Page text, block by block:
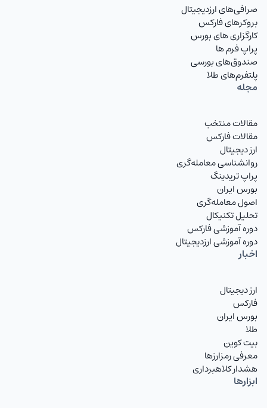
صرافی‌های ارزدیجیتال
بروکرهای فارکس
کارگزاری های بورس
پراپ فرم ها
صندوق‌های بورسی
پلتفرم‌های طلا
مجله
مقالات منتخب
مقالات فارکس
ارز دیجیتال
روانشناسی معامله‌گری
پراپ تریدینگ
بورس ایران
اصول معامله‌گری
تحلیل تکنیکال
دوره آموزشی فارکس
دوره آموزشی ارزدیجیتال
اخبار
ارز دیجیتال
فارکس
بورس ایران
طلا
بیت کوین
معرفی رمزارزها
هشدار کلاهبرداری
ابزارها